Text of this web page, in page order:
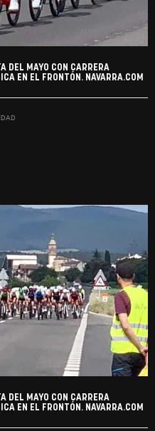
DEL MAYO CON CARRERA
EN EL FRONTÓN. NAVARRA.COM
DEL MAYO CON CARRERA
EN EL FRONTÓN. NAVARRA.COM